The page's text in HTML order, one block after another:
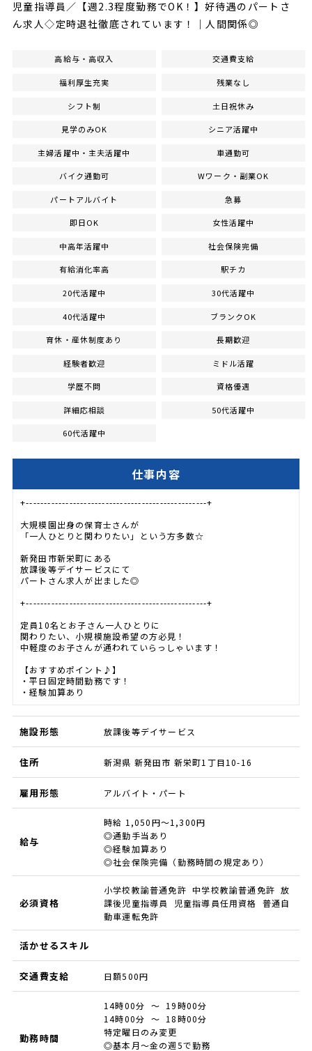
児童指導員／【週2.3程度勤務でOK！】好待遇のパートさ
ん求人◇定時退社徹底されています！｜人間関係◎
高給与・高収入 交通費支給
福利厚生充実 残業なし
シフト制 土日祝休み
見学のみOK シニア活躍中
主婦活躍中・主夫活躍中 車通勤可
バイク通勤可 Wワーク・副業OK
パートアルバイト 急募
即日OK 女性活躍中
中高年活躍中 社会保険完備
有給消化率高 駅チカ
20代活躍中 30代活躍中
40代活躍中 ブランクOK
育休・産休制度あり 長期歓迎
経験者歓迎 ミドル活躍
学歴不問 資格優遇
詳細応相談 50代活躍中
60代活躍中
仕事内容
+--------------------------------------------------+
大規模園出身の保育士さんが
「一人ひとりと関わりたい」という方多数☆
新発田市新栄町にある
放課後等デイサービスにて
パートさん求人が出ました◎
+--------------------------------------------------+
定員10名とお子さん一人ひとりに
関わりたい、小規模施設希望の方必見！
中軽度のお子さんが通われていらっしゃいます！
【おすすめポイント♪】
・平日固定時間勤務です！
・経験加算あり
施設形態 放課後等デイサービス
住所 新潟県 新発田市 新栄町1丁目10-16
雇用形態 アルバイト・パート
給与
時給 1,050円～1,300円
◎通勤手当あり
◎経験加算あり
◎社会保険完備（勤務時間の規定あり）
必須資格
小学校教諭普通免許 中学校教諭普通免許 放
課後児童指導員 児童指導員任用資格 普通自
動車運転免許
活かせるスキル
交通費支給 日額500円
勤務時間
14時00分 ～ 19時00分
14時00分 ～ 18時00分
特定曜日のみ変更
◎基本月～金の週5で勤務